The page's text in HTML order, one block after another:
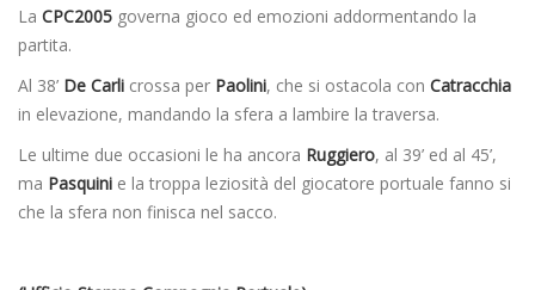
La CPC2005 governa gioco ed emozioni addormentando la
partita.
Al 38’ De Carli crossa per Paolini, che si ostacola con Catracchia
in elevazione, mandando la sfera a lambire la traversa.
Le ultime due occasioni le ha ancora Ruggiero, al 39’ ed al 45’,
ma Pasquini e la troppa leziosità del giocatore portuale fanno si
che la sfera non finisca nel sacco.